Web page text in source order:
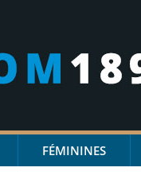
FÉMININES